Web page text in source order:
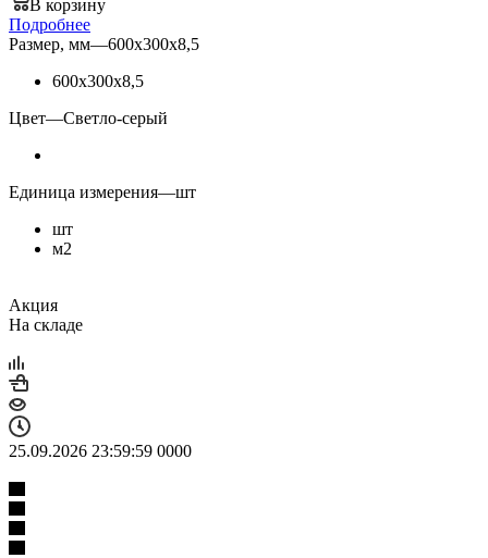
В корзину
Подробнее
Размер, мм—600х300х8,5
600х300х8,5
Цвет—Светло-серый
Единица измерения—шт
шт
м2
Акция
На складе
25.09.2026 23:59:59 0000